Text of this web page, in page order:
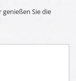
Sie die